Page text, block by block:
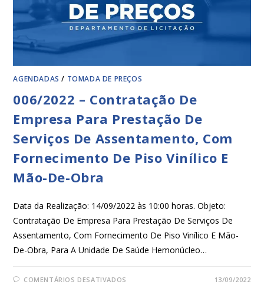
AGENDADAS / TOMADA DE PREÇOS
006/2022 – Contratação De
Empresa Para Prestação De
Serviços De Assentamento, Com
Fornecimento De Piso Vinílico E
Mão-De-Obra
Data da Realização: 14/09/2022 às 10:00 horas. Objeto:
Contratação De Empresa Para Prestação De Serviços De
Assentamento, Com Fornecimento De Piso Vinílico E Mão-
De-Obra, Para A Unidade De Saúde Hemonúcleo…
COMENTÁRIOS DESATIVADOS 13/09/2022